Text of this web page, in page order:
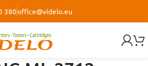
380office@videlo.eu